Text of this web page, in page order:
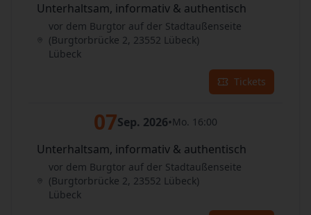
Unterhaltsam, informativ & authentisch
vor dem Burgtor auf der Stadtaußenseite
(Burgtorbrücke 2, 23552 Lübeck)
Lübeck
Tickets
07Sep. 2026•Mo. 16:00
Unterhaltsam, informativ & authentisch
vor dem Burgtor auf der Stadtaußenseite
(Burgtorbrücke 2, 23552 Lübeck)
Lübeck